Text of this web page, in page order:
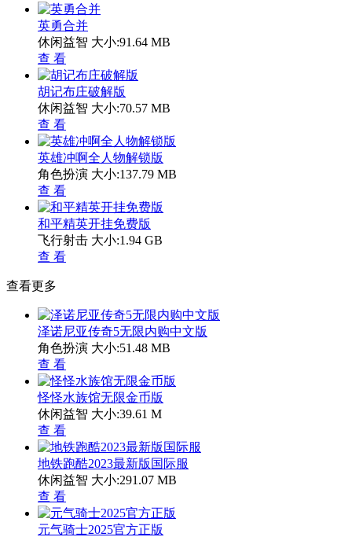
英勇合并
休闲益智 大小:91.64 MB
查 看
胡记布庄破解版
休闲益智 大小:70.57 MB
查 看
英雄冲啊全人物解锁版
角色扮演 大小:137.79 MB
查 看
和平精英开挂免费版
飞行射击 大小:1.94 GB
查 看
查看更多
泽诺尼亚传奇5无限内购中文版
角色扮演 大小:51.48 MB
查 看
怪怪水族馆无限金币版
休闲益智 大小:39.61 M
查 看
地铁跑酷2023最新版国际服
休闲益智 大小:291.07 MB
查 看
元气骑士2025官方正版